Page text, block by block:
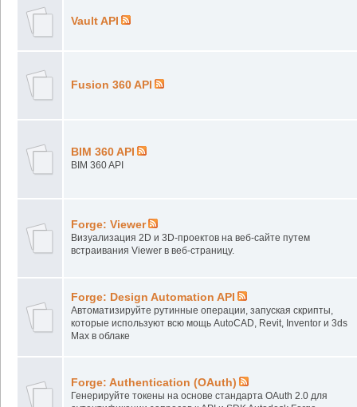
Vault API
Fusion 360 API
BIM 360 API
BIM 360 API
Forge: Viewer
Визуализация 2D и 3D-проектов на веб-сайте путем
встраивания Viewer в веб-страницу.
Forge: Design Automation API
Автоматизируйте рутинные операции, запуская скрипты,
которые используют всю мощь AutoCAD, Revit, Inventor и 3ds
Max в облаке
Forge: Authentication (OAuth)
Генерируйте токены на основе стандарта OAuth 2.0 для